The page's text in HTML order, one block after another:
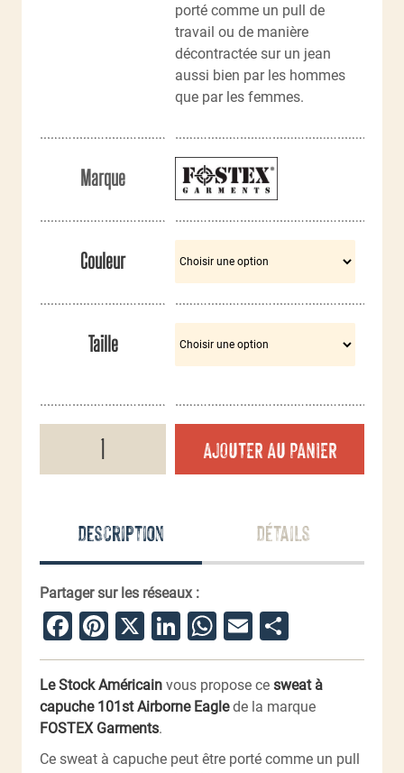
porté comme un pull de
travail ou de manière
décontractée sur un jean
aussi bien par les hommes
que par les femmes.
Marque
Couleur
Taille
Airborne
AJOUTER AU PANIER
Description Détails
Partager sur les réseaux :
Facebook
Pinterest
X LinkedIn
WhatsApp
Email
Le Stock Américain vous propose ce sweat à
capuche 101st Airborne Eaglede la marque
FOSTEX Garments.
Ce sweat à capuche peut être porté comme un pull